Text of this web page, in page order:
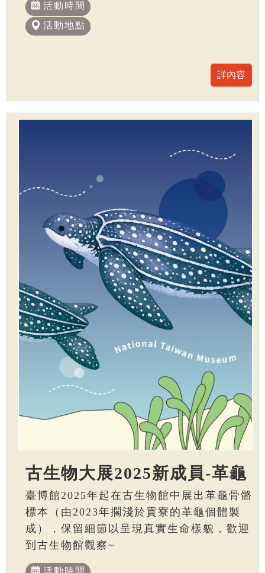
活動時間
活動地點
古生物大展2025新成員-革龜
臺博館2025年起在古生物館中展出革龜骨骼
標本（由2023年擱淺於貢寮的革龜個體製
成），保留細節以呈現真實生命樣貌，歡迎
到古生物館觀察~